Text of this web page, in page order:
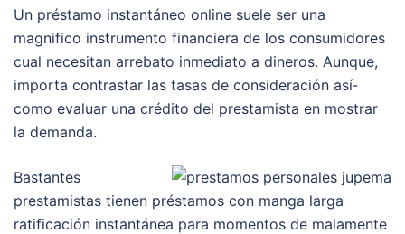
Un préstamo instantáneo online suele ser una
magnifico instrumento financiera de los consumidores
cual necesitan arrebato inmediato a dineros. Aunque,
importa contrastar las tasas de consideración así­
como evaluar una crédito del prestamista en mostrar
la demanda.
Bastantes
prestamistas tienen préstamos con manga larga
ratificación instantánea para momentos de malamente